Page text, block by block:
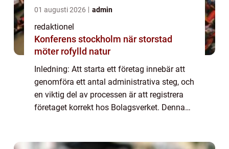
01 augusti 2026 admin
redaktionel
Konferens stockholm när storstad
möter rofylld natur
Inledning: Att starta ett företag innebär att
genomföra ett antal administrativa steg, och
en viktig del av processen är att registrera
företaget korrekt hos Bolagsverket. Denna